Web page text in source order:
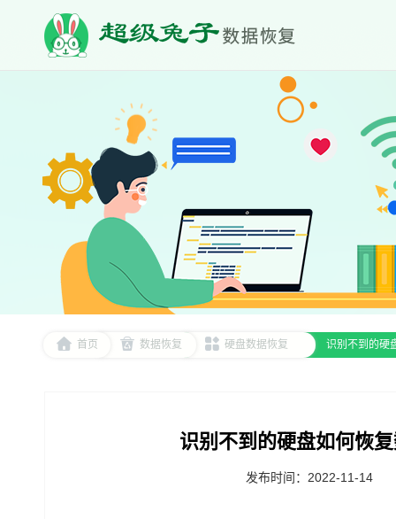
首页 数据恢复 硬盘数据恢复 识别不到的硬
识别不到的硬盘如何恢
发布时间：2022-11-14